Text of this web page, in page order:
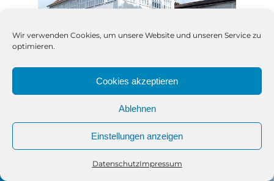
Wir verwenden Cookies, um unsere Website und unseren Service zu
optimieren.
Cookies akzeptieren
Ablehnen
Einstellungen anzeigen
DatenschutzImpressum
Kontakt